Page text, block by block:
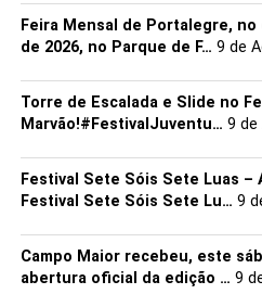
visitar os expositores habituais
antiguidades e colecionismo,
Mais do que um evento, a
ponto de encontro da
criatividade e convívio se
No dia 7…. Vamos todos à
Esperamos por si!
Feira Mensal de Portalegre,
de 2026, no Parque de F… 9 de
Torre de Escalada e Slide no
Marvão!#FestivalJuventu… 9 de
Festival Sete Sóis Sete Luas –
Festival Sete Sóis Sete Lu… 9
Campo Maior recebeu, este
abertura oficial da edição … 9